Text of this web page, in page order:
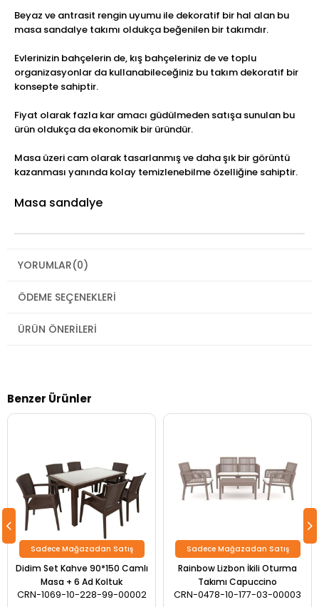
Beyaz ve antrasit rengin uyumu ile dekoratif bir hal alan bu
masa sandalye takımı oldukça beğenilen bir takımdır.
Evlerinizin bahçelerin de, kış bahçeleriniz de ve toplu
organizasyonlar da kullanabileceğiniz bu takım dekoratif bir
konsepte sahiptir.
Fiyat olarak fazla kar amacı güdülmeden satışa sunulan bu
ürün oldukça da ekonomik bir üründür.
Masa üzeri cam olarak tasarlanmış ve daha şık bir görüntü
kazanması yanında kolay temizlenebilme özelliğine sahiptir.
Masa sandalye
YORUMLAR(0)
ÖDEME SEÇENEKLERI
ÜRÜN ÖNERILERI
Benzer Ürünler
Didim Set Kahve 90*150 Camlı
Masa + 6 Ad Koltuk
CRN-1069-10-228-99-00002
Sadece Mağazadan Satış
Rainbow Lizbon İkili Oturma
Takımı Capuccino
CRN-0478-10-177-03-00003
Sadece Mağazadan Satış